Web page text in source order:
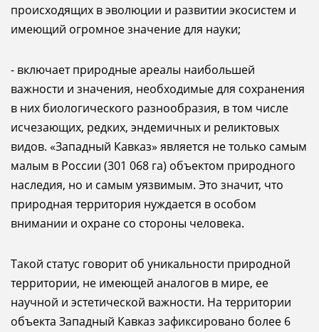
происходящих в эволюции и развитии экосистем и
имеющий огромное значение для науки;
- включает природные ареалы наибольшей
важности и значения, необходимые для сохранения
в них биологического разнообразия, в том числе
исчезающих, редких, эндемичных и реликтовых
видов. «Западный Кавказ» является не только самым
малым в России (301 068 га) объектом природного
наследия, но и самым уязвимым. Это значит, что
природная территория нуждается в особом
внимании и охране со стороны человека.
Такой статус говорит об уникальности природной
территории, не имеющей аналогов в мире, ее
научной и эстетической важности. На территории
объекта Западный Кавказ зафиксировано более 6